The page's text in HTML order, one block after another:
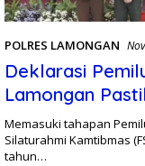
POLRES LAMONGAN
Deklarasi
Lamongan
Aman Kondusif
Memasuki tahapan
Silaturahmi Kamtibmas
tahun…